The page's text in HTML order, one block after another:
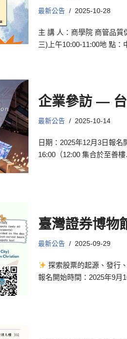
最新公告 2025-10-28
主 講 人：商學院 商管品質
三)上午10:00-11:00地 點
企業參訪 —
最新公告 2025-10-14
日期：2025年12月3日報
16:00（12:00 集合於至善
臺灣證券博物
最新公告 2025-09-29
探索股票的起源、發行
報名開始時間：2025年9月